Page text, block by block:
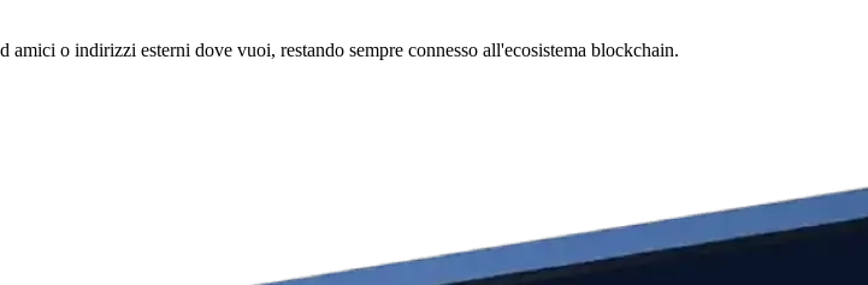
o indirizzi esterni dove vuoi, restando sempre connesso all'ecosistema blockchain.